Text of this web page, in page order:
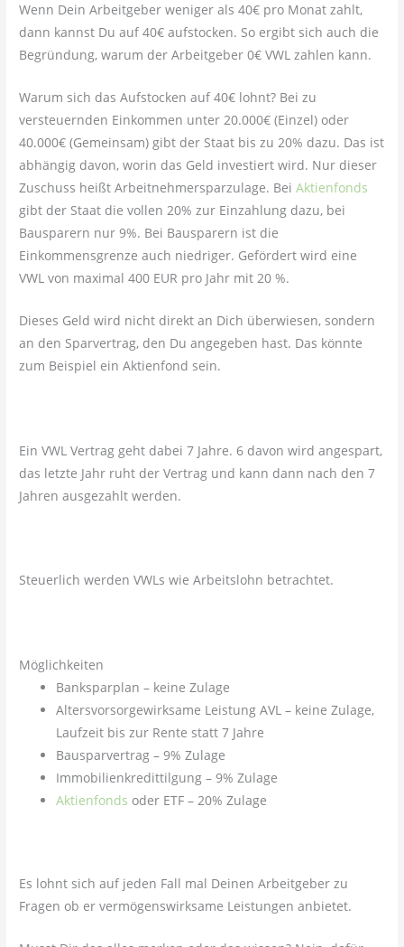
Wenn Dein Arbeitgeber weniger als 40€ pro Monat zahlt,
dann kannst Du auf 40€ aufstocken. So ergibt sich auch die
Begründung, warum der Arbeitgeber 0€ VWL zahlen kann.
Warum sich das Aufstocken auf 40€ lohnt? Bei zu
versteuernden Einkommen unter 20.000€ (Einzel) oder
40.000€ (Gemeinsam) gibt der Staat bis zu 20% dazu. Das ist
abhängig davon, worin das Geld investiert wird. Nur dieser
Zuschuss heißt Arbeitnehmersparzulage. BeiAktienfonds
gibt der Staat die vollen 20% zur Einzahlung dazu, bei
Bausparern nur 9%. Bei Bausparern ist die
Einkommensgrenze auch niedriger. Gefördert wird eine
VWL von maximal 400 EUR pro Jahr mit 20 %.
Dieses Geld wird nicht direkt an Dich überwiesen, sondern
an den Sparvertrag, den Du angegeben hast. Das könnte
zum Beispiel ein Aktienfond sein.
Ein VWL Vertrag geht dabei 7 Jahre. 6 davon wird angespart,
das letzte Jahr ruht der Vertrag und kann dann nach den 7
Jahren ausgezahlt werden.
Steuerlich werden VWLs wie Arbeitslohn betrachtet.
Möglichkeiten
Banksparplan – keine Zulage
Altersvorsorgewirksame Leistung AVL – keine Zulage,
Laufzeit bis zur Rente statt 7 Jahre
Bausparvertrag – 9% Zulage
Immobilienkredittilgung – 9% Zulage
Aktienfonds oder ETF – 20% Zulage
Es lohnt sich auf jeden Fall mal Deinen Arbeitgeber zu
Fragen ob er vermögenswirksame Leistungen anbietet.